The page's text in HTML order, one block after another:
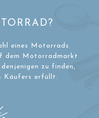
eines Motorrads
dem Motorradmarkt
zu finden,
Käufers erfüllt.